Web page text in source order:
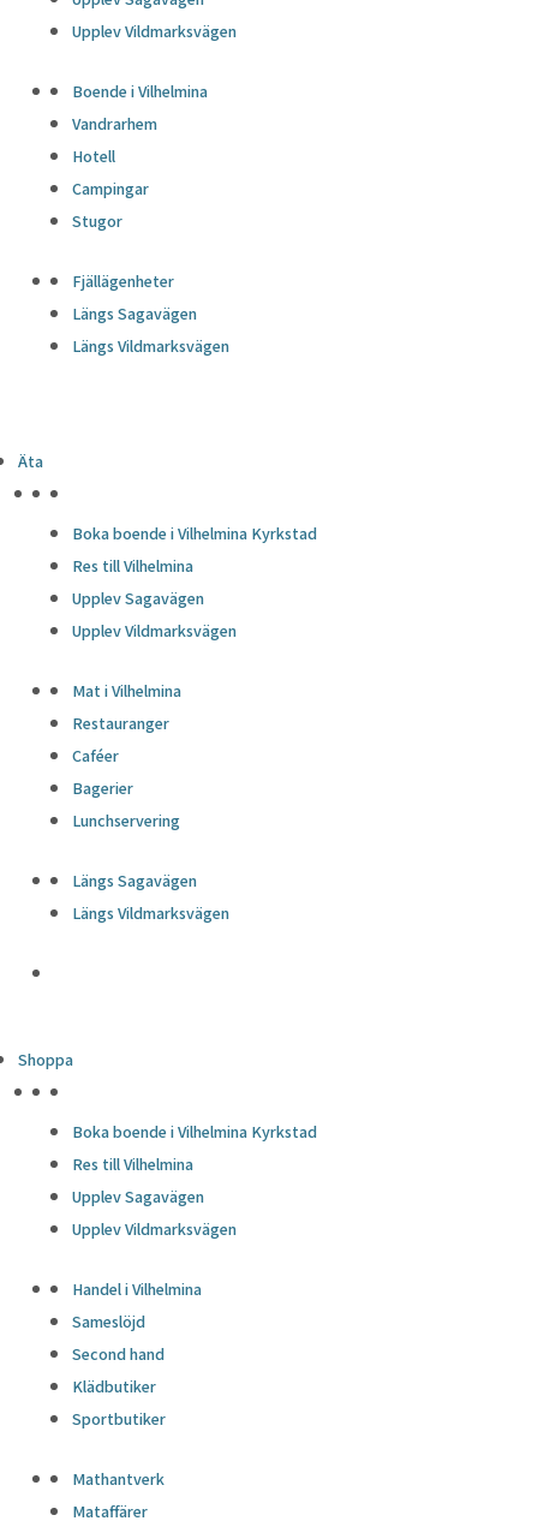
Upplev Vildmarksvägen
Boende i Vilhelmina
Vandrarhem
Hotell
Campingar
Stugor
Fjällägenheter
Längs Sagavägen
Längs Vildmarksvägen
Äta
Boka boende i Vilhelmina Kyrkstad
Res till Vilhelmina
Upplev Sagavägen
Upplev Vildmarksvägen
Mat i Vilhelmina
Restauranger
Caféer
Bagerier
Lunchservering
Längs Sagavägen
Längs Vildmarksvägen
Shoppa
Boka boende i Vilhelmina Kyrkstad
Res till Vilhelmina
Upplev Sagavägen
Upplev Vildmarksvägen
Handel i Vilhelmina
Sameslöjd
Second hand
Klädbutiker
Sportbutiker
Mathantverk
Mataffärer